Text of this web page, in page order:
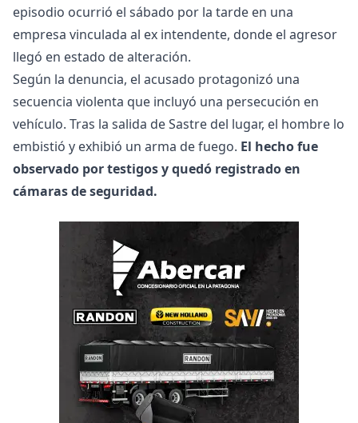
episodio ocurrió el sábado por la tarde en una
empresa vinculada al ex intendente, donde el agresor
llegó en estado de alteración.
Según la denuncia, el acusado protagonizó una
secuencia violenta que incluyó una persecución en
vehículo. Tras la salida de Sastre del lugar, el hombre lo
embistió y exhibió un arma de fuego. El hecho fue
observado por testigos y quedó registrado en
cámaras de seguridad.